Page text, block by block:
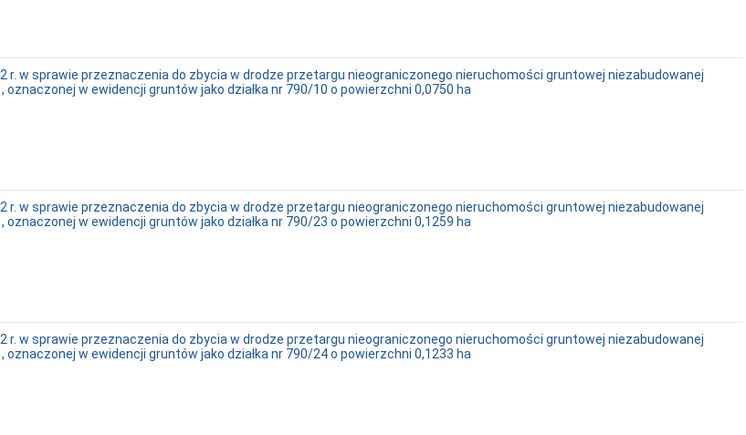
w sprawie przeznaczenia do zbycia w drodze przetargu nieograniczonego nieruchomości gruntowej niezabudowanej
w ewidencji gruntów jako działka nr 790/10 o powierzchni 0,0750 ha
w sprawie przeznaczenia do zbycia w drodze przetargu nieograniczonego nieruchomości gruntowej niezabudowanej
w ewidencji gruntów jako działka nr 790/23 o powierzchni 0,1259 ha
w sprawie przeznaczenia do zbycia w drodze przetargu nieograniczonego nieruchomości gruntowej niezabudowanej
w ewidencji gruntów jako działka nr 790/24 o powierzchni 0,1233 ha